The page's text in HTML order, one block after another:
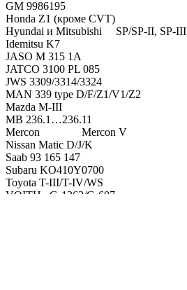
GM 9986195
Honda Z1 (кроме CVT)
Hyundai и Mitsubishi SP/SP-II, SP-III
Idemitsu K7
JASO M 315 1A
JATCO 3100 PL 085
JWS 3309/3314/3324
MAN 339 type D/F/Z1/V1/Z2
Mazda M-III
MB 236.1…236.11
Mercon Mercon V
Nissan Matic D/J/K
Saab 93 165 147
Subaru KO410Y0700
Toyota T-III/T-IV/WS
VOITH G-1363/G-607